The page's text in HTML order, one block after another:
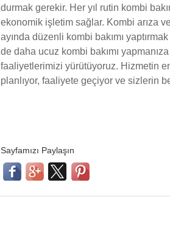
durmak gerekir. Her yıl rutin kombi
ekonomik işletim sağlar. Kombi arıza
ayında düzenli kombi bakımı
de daha ucuz kombi bakımı
faaliyetlerimizi yürütüyoruz. Hizmetin
planlıyor, faaliyete geçiyor ve sizlerin
Sayfamızı Paylaşın